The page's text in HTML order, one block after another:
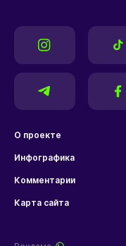
О проекте
Инфографика
Комментарии
Карта сайта